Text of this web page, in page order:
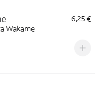
6,25 €
Wakame